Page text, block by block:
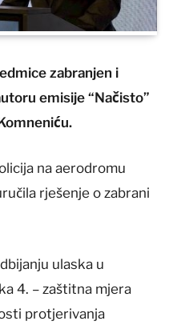
zabranjen i
emisije “Načisto”
na aerodromu
rješenje o zabrani
ulaska u
4. – zaštitna mjera
protjerivanja